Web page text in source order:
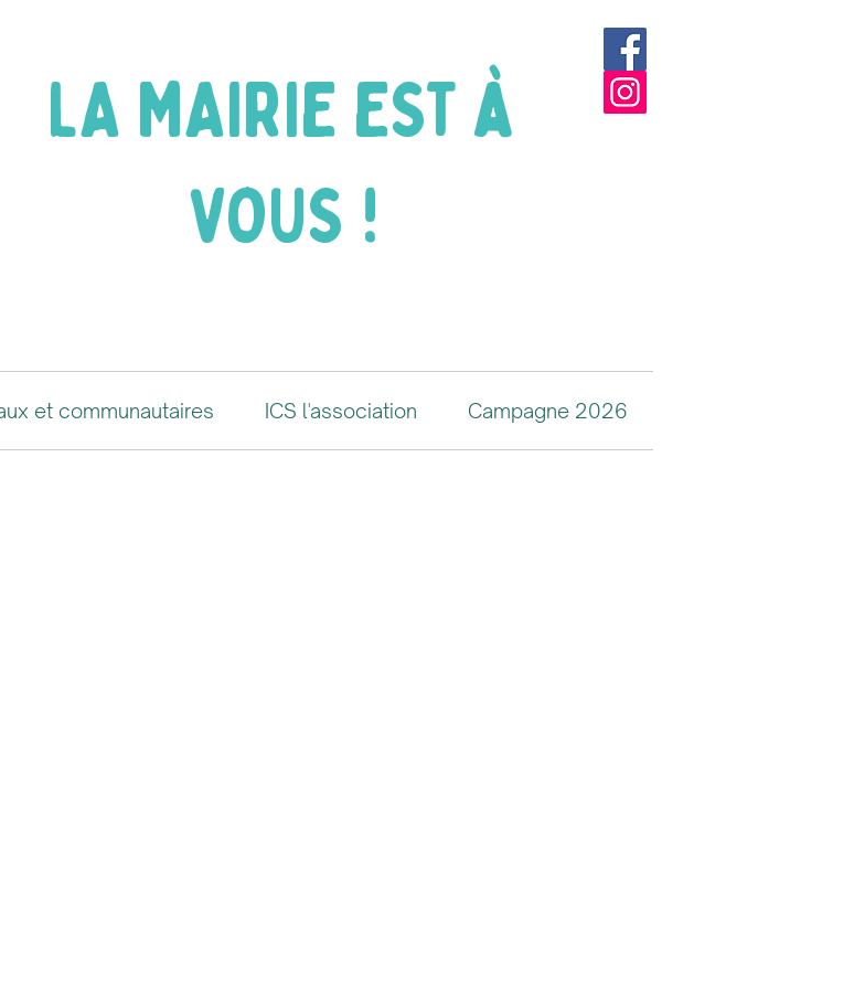
LA MAIRIE EST à
VOUS !
et communautaires ICS l'association Campagne 2026